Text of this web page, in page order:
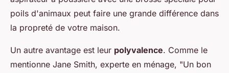
poils d'animaux peut faire une grande différence dans
la propreté de votre maison.
Un autre avantage est leur polyvalence. Comme le
mentionne Jane Smith, experte en ménage, "Un bon